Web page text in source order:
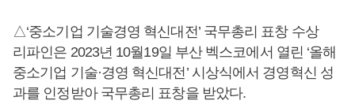
△‘중소기업 기술경영 혁신대전’ 국무총리 표창 수상
리파인은 2023년 10월19일 부산 벡스코에서 열린 ‘올해
중소기업 기술·경영 혁신대전’ 시상식에서 경영혁신 성
과를 인정받아 국무총리 표창을 받았다.